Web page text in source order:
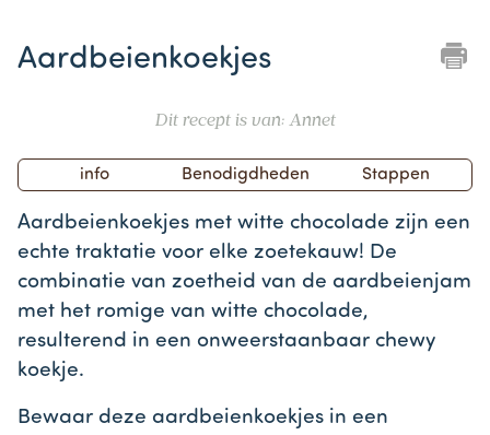
Aardbeienkoekjes
Dit recept is van: Annet
of
info Benodigdheden Stappen
Aardbeienkoekjes met witte chocolade zijn een
echte traktatie voor elke zoetekauw! De
combinatie van zoetheid van de aardbeienjam
met het romige van witte chocolade,
resulterend in een onweerstaanbaar chewy
koekje.
Bewaar deze aardbeienkoekjes in een